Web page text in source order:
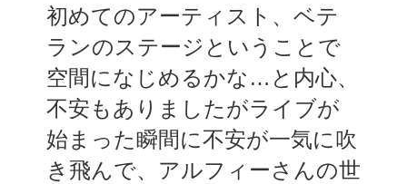
初めてのアーティスト、ベテ
ランのステージということで
空間になじめるかな…と内心、
不安もありましたがライブが
始まった瞬間に不安が一気に吹
き飛んで、アルフィーさんの世